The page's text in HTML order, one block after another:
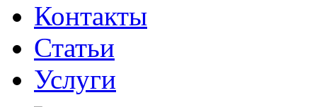
Контакты
Статьи
Услуги